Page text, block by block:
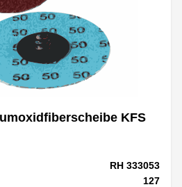
KFS
RH 333053
127